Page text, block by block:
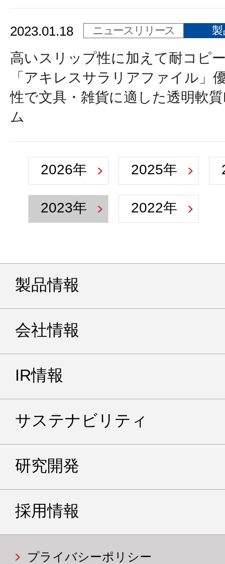
2023.01.18 ニュースリリース
高いスリップ性に加えて耐コピ
「アキレスサラリアファイル」
性で文具・雑貨に適した透明軟
ム
2026年 2025年
2023年 2022年
製品情報
会社情報
IR情報
サステナビリティ
研究開発
採用情報
プライバシーポリシー